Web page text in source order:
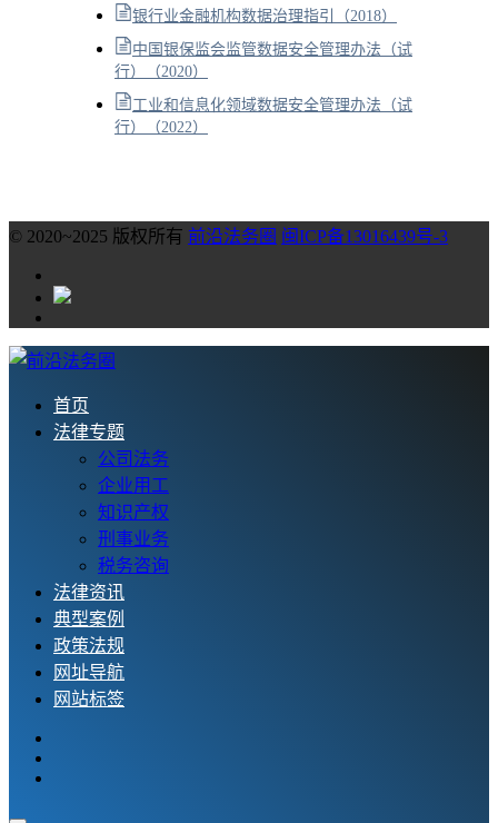
银行业金融机构数据治理指引（2018）
中国银保监会监管数据安全管理办法（试
行）（2020）
工业和信息化领域数据安全管理办法（试
行）（2022）
© 2020~2025 版权所有 前沿法务圈 闽ICP备13016439号-3
首页
法律专题
公司法务
企业用工
知识产权
刑事业务
税务咨询
法律资讯
典型案例
政策法规
网址导航
网站标签